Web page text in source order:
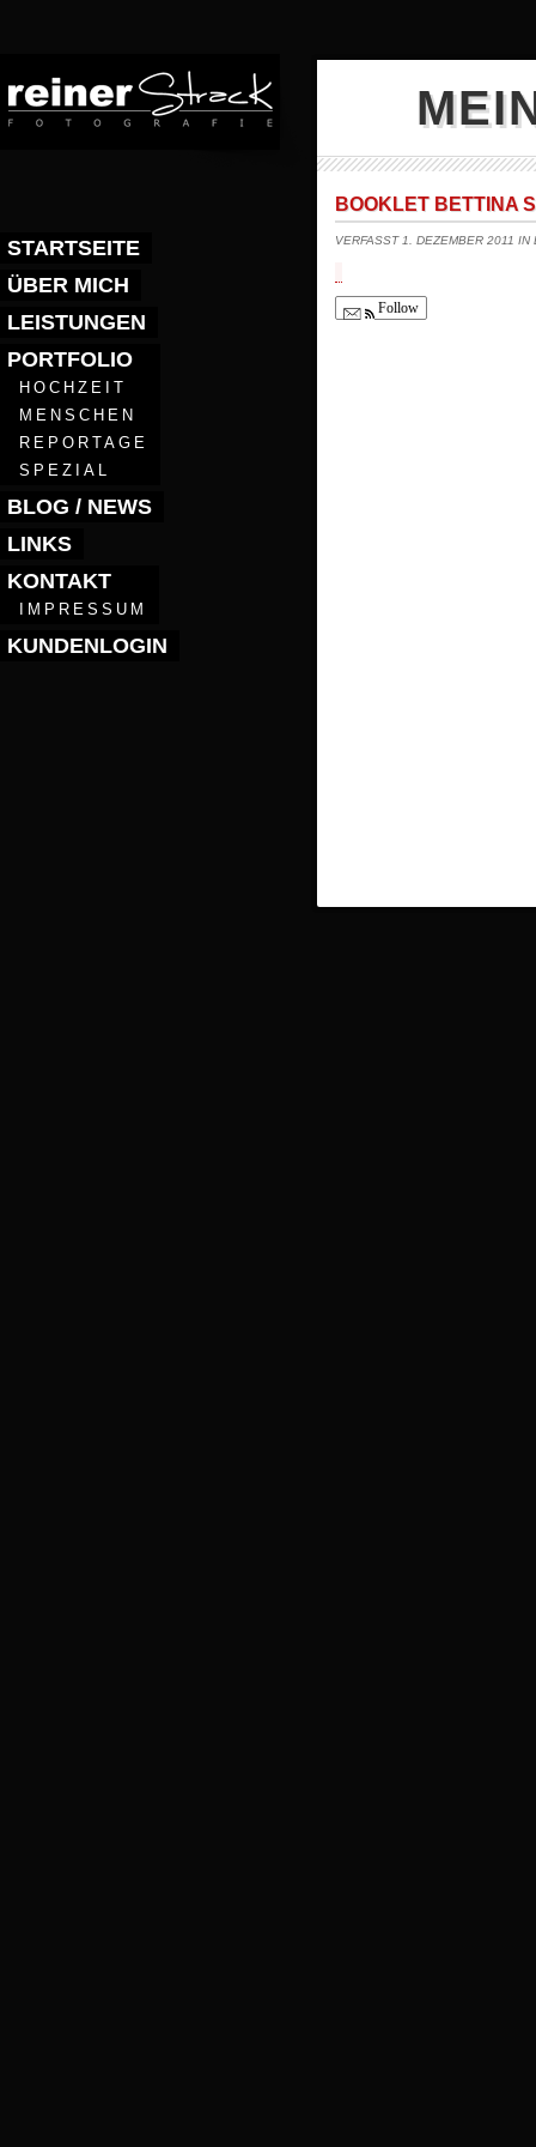
STARTSEITE
ÜBER MICH
LEISTUNGEN
PORTFOLIO
HOCHZEIT
MENSCHEN
REPORTAGE
SPEZIAL
BLOG / NEWS
LINKS
KONTAKT
IMPRESSUM
KUNDENLOGIN
BOOKLET BETTINA
VERFASST 1. DEZEMBER 2011
Follow